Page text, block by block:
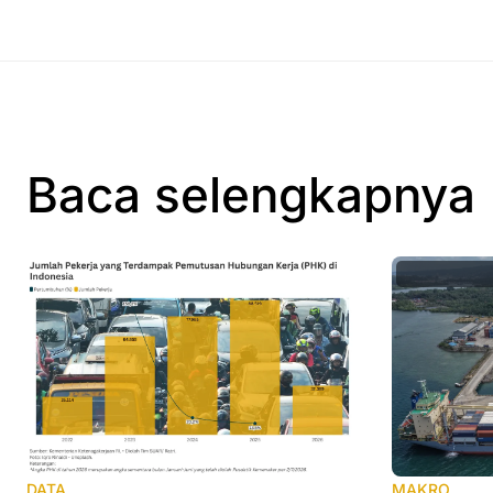
Baca selengkapnya
MAKRO